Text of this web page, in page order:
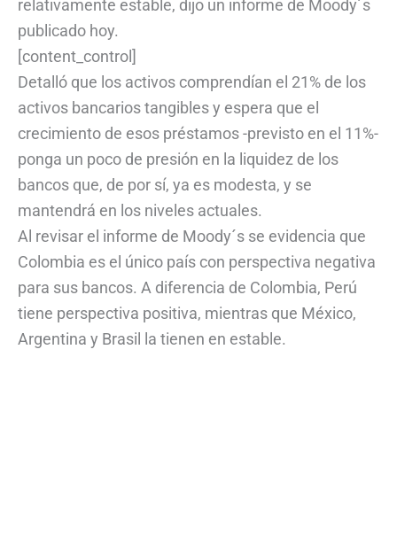
relativamente estable, dijo un informe de Moody´s
publicado hoy.
[content_control]
Detalló que los activos comprendían el 21% de los
activos bancarios tangibles y espera que el
crecimiento de esos préstamos -previsto en el 11%-
ponga un poco de presión en la liquidez de los
bancos que, de por sí, ya es modesta, y se
mantendrá en los niveles actuales.
Al revisar el informe de Moody´s se evidencia que
Colombia es el único país con perspectiva negativa
para sus bancos. A diferencia de Colombia, Perú
tiene perspectiva positiva, mientras que México,
Argentina y Brasil la tienen en estable.